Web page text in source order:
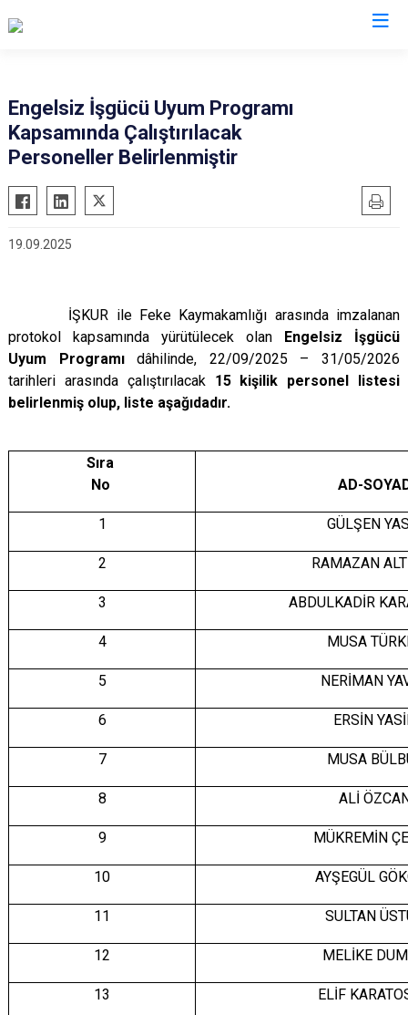
Aladağ
Feke
Pozantı
Saimbeyli
Seyhan
Çukurova
Engelsiz İşgücü Uyum Programı
Kapsamında Çalıştırılacak
Personeller Belirlenmiştir
19.09.2025
İŞKUR ile Feke Kaymakamlığı arasında imzalanan
protokol kapsamında yürütülecek olan Engelsiz İşgücü
Uyum Programıdâhilinde, 22/09/2025 – 31/05/2026
tarihleri arasında çalıştırılacak 15 kişilik personel listesi
belirlenmiş olup, liste aşağıdadır.
Sıra
No
AD-
1 GÜLŞEN
2 RAMAZAN
3 ABDULKADİR
4 MUSA
5 NERİMAN
6 ERSİN
7 MUSA
8 ALİ
9 MÜKREMİN
10 AYŞEGÜL
11 SULTAN
12 MELİKE
13 ELİF